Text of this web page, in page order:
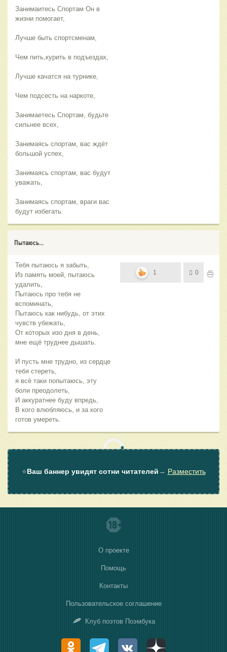
Занимаитесь Спортам Он в
жизни помогает,
Лучше быть спортсменам,
Чем пить,курить в подъездах,
Лучше качатся на турнике,
Чем подсесть на наркоте,
Занимаетесь Спортам, будьте
сильнее всех,
Занимаясь спортам, вас ждёт
большой успех,
Занимаясь спортам, вас будут
уважать,
Занимаясь спортам, враги вас
будут избегать.
Пытаюсь...
Тебя пытаюсь я забыть,
Из память моей, пытаюсь
удалить,
Пытаюсь про тебя не
вспоминать,
Пытаюсь как нибудь, от этих
чувств убежать,
От которых изо дня в день,
мне ещё труднее дышать.
И пусть мне трудно, из сердце
тебя стереть,
я всё таки попытаюсь, эту
боли преодолеть,
И аккуратнее буду впредь,
В кого влюбляюсь, и за кого
готов умереть.
1 0
⭐Ваш баннер увидят сотни читателей → Разместить
О проекте
Помощь
Контакты
Пользовательское соглашение
Клуб поэтов Поэмбука